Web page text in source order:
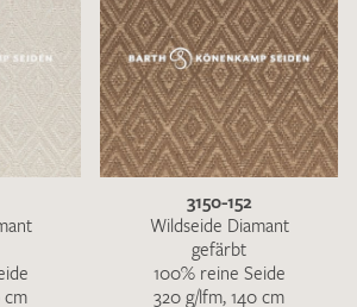
cm
3150-152
Wildseide Diamant
gefärbt
100% reine Seide
320 g/lfm, 140 cm